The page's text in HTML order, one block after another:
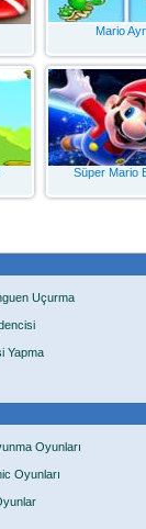
Mario
Süper Mario
Uçurma
Yapma
Oyunları
Oyunları